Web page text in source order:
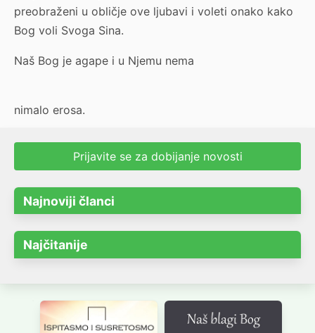
preobraženi u obličje ove ljubavi i voleti onako kako
Bog voli Svoga Sina.
Naš Bog je agape i u Njemu nema
nimalo erosa.
Prijavite se za dobijanje novosti
Najnoviji članci
Najčitanije